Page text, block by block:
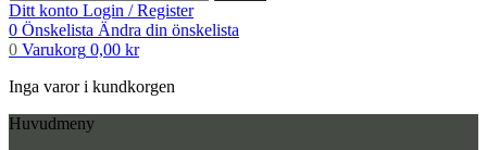
Ditt konto Login / Register
0 Önskelista Ändra din önskelista
0 Varukorg 0,00 kr
Inga varor i kundkorgen
Huvudmeny